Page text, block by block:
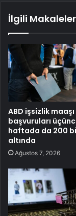
İlgili Makaleler
ABD işsizlik maaşı
başvuruları
haftada da 200
altında
Ağustos 7, 2026